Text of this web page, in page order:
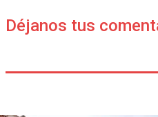
Déjanos tus